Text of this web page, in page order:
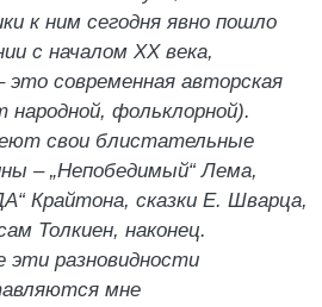
к ним сегодня явно пошло
с началом ХХ века,
современная авторская
народной, фольклорной).
свои блистательные
– „Непобедимый“ Лема,
Крайтона, сказки Е. Шварца,
Толкиен, наконец.
эти разновидности
мне